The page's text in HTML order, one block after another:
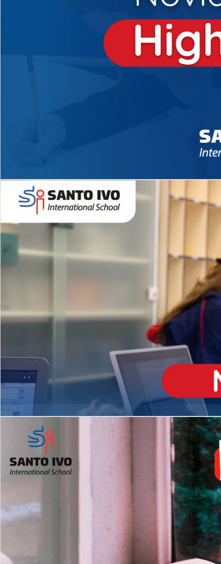
Novidades 2026 High School
Matrículas Abertas 2026
EDUCAÇÃO INFANTIL
Inglês todos os dias
MÉDIO
igh School
Dupla Diplomação
2º AO 5º ANO FUNDAMENTAL
es
Com imersão Bilingue - Anos
Finais